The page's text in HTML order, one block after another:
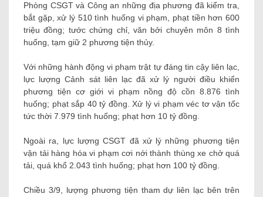
Phòng CSGT và Công an những địa phương đã kiểm tra,
bắt gặp, xử lý 510 tình huống vi phạm, phạt tiền hơn 600
triệu đồng; tước chứng chỉ, văn bởi chuyên môn 8 tình
huống, tạm giữ 2 phương tiện thủy.
Với những hành động vi phạm trật tự đáng tin cậy liên lạc,
lực lượng Cảnh sát liên lạc đã xử lý người điều khiển
phương tiện cơ giới vi phạm nồng độ cồn 8.876 tình
huống; phạt sắp 40 tỷ đồng. Xử lý vi phạm véc tơ vận tốc
tức thời 7.979 tình huống; phạt hơn 10 tỷ đồng.
Ngoài ra, lực lượng CSGT đã xử lý những phương tiện
vận tải hàng hóa vi phạm cơi nới thành thùng xe chở quá
tải, quá khổ 2.043 tình huống; phạt hơn 100 tỷ đồng.
Chiều 3/9, lượng phương tiện tham dự liên lạc bên trên